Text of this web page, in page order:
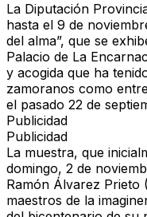
La Diputación
hasta el 9 de
del alma”, que se
Palacio de La
y acogida que ha
zamoranos como
el pasado 22 de
Publicidad
Publicidad
La muestra, que
domingo, 2 de
Ramón Álvarez Prieto
maestros de la